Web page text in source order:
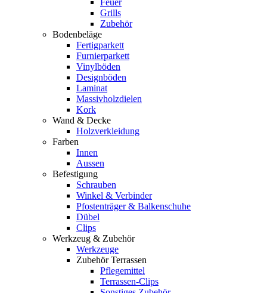
Grills
Zubehör
Bodenbeläge
Fertigparkett
Furnierparkett
Vinylböden
Designböden
Laminat
Massivholzdielen
Kork
Wand & Decke
Holzverkleidung
Farben
Innen
Aussen
Befestigung
Schrauben
Winkel & Verbinder
Pfostenträger & Balkenschuhe
Dübel
Clips
Werkzeug & Zubehör
Werkzeuge
Zubehör Terrassen
Pflegemittel
Terrassen-Clips